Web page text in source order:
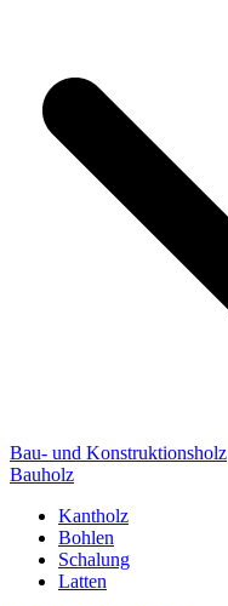
Bau- und Konstruktionsholz
Bauholz
Kantholz
Bohlen
Schalung
Latten